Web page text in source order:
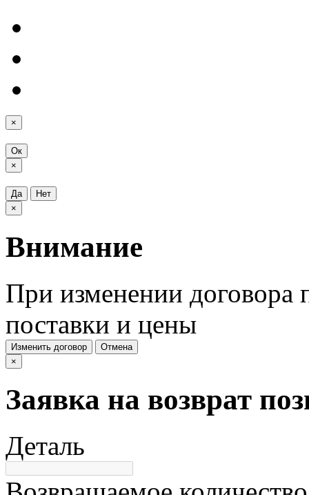
×
Ок
×
Да
Нет
×
Внимание
При изменении договора
поставки и цены
Изменить договор
Отмена
×
Заявка на возврат
Деталь